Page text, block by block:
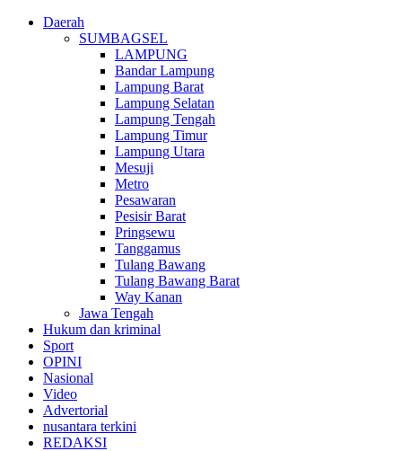
Daerah
SUMBAGSEL
LAMPUNG
Bandar Lampung
Lampung Barat
Lampung Selatan
Lampung Tengah
Lampung Timur
Lampung Utara
Mesuji
Metro
Pesawaran
Pesisir Barat
Pringsewu
Tanggamus
Tulang Bawang
Tulang Bawang Barat
Way Kanan
Jawa Tengah
Hukum dan kriminal
Sport
OPINI
Nasional
Video
Advertorial
nusantara terkini
REDAKSI